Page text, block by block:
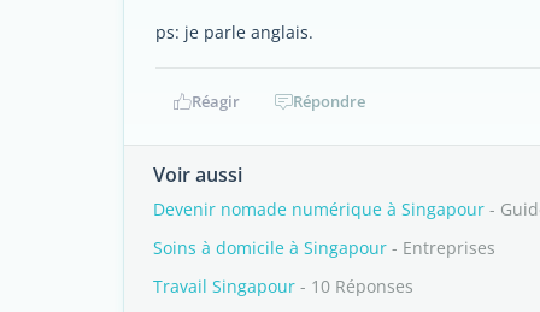
ps: je parle anglais.
Réagir Répondre
Voir aussi
Devenir nomade numérique à Singapour -
Soins à domicile à Singapour - Entreprises
Travail Singapour - 10 Réponses